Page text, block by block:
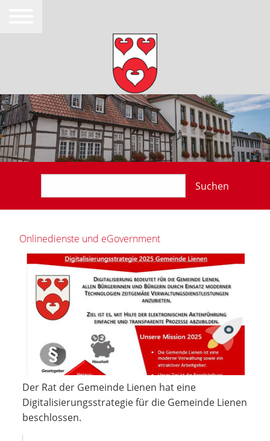
Suchen
Onlinedienste und eGovernment
Der Rat der Gemeinde Lienen hat eine
Digitalisierungsstrategie für die Gemeinde Lienen
beschlossen.